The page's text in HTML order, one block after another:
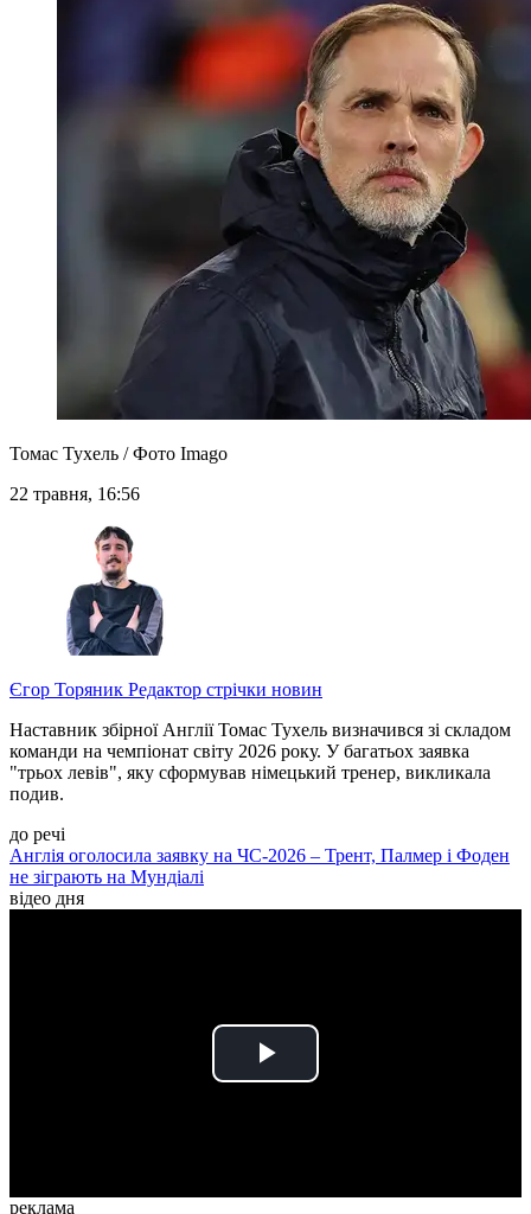
Томас Тухель / Фото Imago
22 травня, 16:56
Єгор Торяник Редактор стрічки новин
Наставник збірної Англії Томас Тухель визначився зі складом
команди на чемпіонат світу 2026 року. У багатьох заявка
"трьох левів", яку сформував німецький тренер, викликала
подив.
до речі
Англія оголосила заявку на ЧС-2026 – Трент, Палмер і Фоден
не зіграють на Мундіалі
відео дня
Play
реклама